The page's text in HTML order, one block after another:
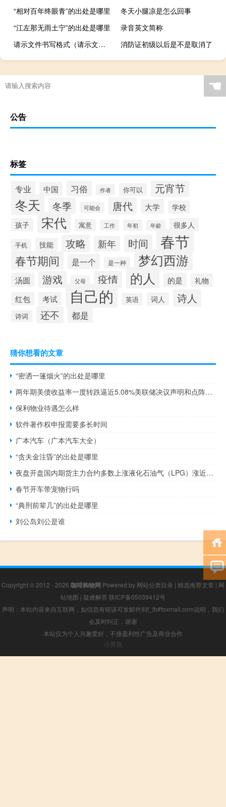
“相对百年终眼青”的出处是哪里
冬天小腿凉是怎么回事
“江左那无雨土宁”的出处是哪里
录音英文简称
请示文件书写格式（请示文件范文）
消防证初级以后是不是取消了
☚
公告
标签
专业 中国 习俗 作者 你可以 元宵节
冬天 冬季 可能会 唐代 大学
学校
孩子
宋代 寓意 工作 年初 年龄 很多人
手机 技能 攻略 新年 时间 春节
春节期间 是一个 是一种 梦幻西游
汤圆 游戏 父母 疫情 的人 的是
礼物
红包
考试 自己的 英语 词人 诗人
诗词 还不 都是
猜你想看的文章
“密洒一篷烟火”的出处是哪里
两年期美债收益率一度转跌逼近5.08%美联储决议声明和点阵图发布后一度涨至5.1480%
保利物业待遇怎么样
软件著作权申报需要多长时间
广本汽车（广本汽车大全）
“贪夫金注昏”的出处是哪里
夜盘开盘国内期货主力合约多数上涨液化石油气（LPG）涨近3%低硫燃料油（LU）、豆油涨超2%跌幅方面玻璃跌超1%
春节开车带宠物行吗
“典刑前辈几”的出处是哪里
刘公岛刘公是谁
Copyright © 2012 - 2026 咖啡购物网 Powered by 网站分类目录 | 精选推荐文章 | 网
站地图 | 疑难解答 陕ICP备05039412号
声明：本站内容来自互联网，如信息有错误可发邮件到f_fb#foxmail.com说明，我们
会及时纠正，谢谢
本站仅为个人兴趣爱好，不接盈利性广告及商业合作
小男孩